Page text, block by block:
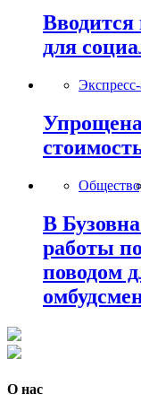
Вводится
для
Упрощена
В
работы
поводом
О нас